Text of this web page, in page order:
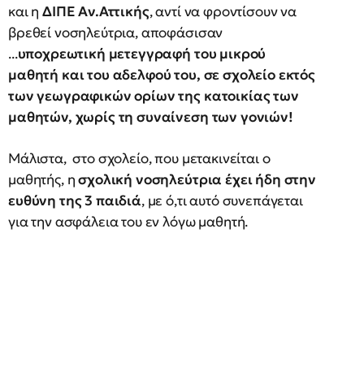
και ηΔΙΠΕ Αν.Αττικής, αντί να φροντίσουν να
βρεθεί νοσηλεύτρια, αποφάσισαν
...υποχρεωτική μετεγγραφή του μικρού
μαθητή και του αδελφού του, σε σχολείο εκτός
των γεωγραφικών ορίων της κατοικίας των
μαθητών, χωρίς τη συναίνεση των γονιών!
Μάλιστα, στο σχολείο, που μετακινείται ο
μαθητής, ησχολική νοσηλεύτρια έχει ήδη στην
ευθύνη της 3 παιδιά, με ό,τι αυτό συνεπάγεται
για την ασφάλεια του εν λόγω μαθητή.